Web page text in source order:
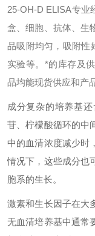
25-OH-D ELISA专业
盒、细胞、抗体、生
品吸附均匀，吸附性
实验等。*的库存及
品均能现货供应和产
成分复杂的培养基
苷、柠檬酸循环的中
中的血清浓度减少时
情况下，这些成分也
胞系的生长。
激素和生长因子在大
无血清培养基中通常